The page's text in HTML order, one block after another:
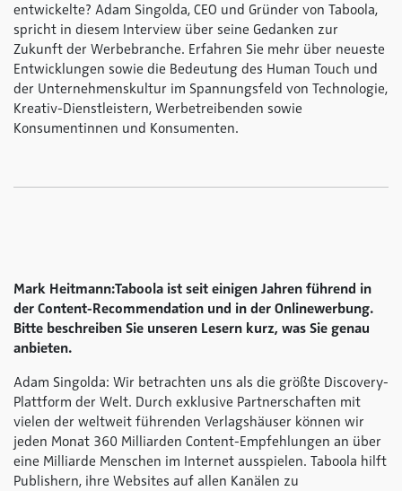
entwickelte? Adam Singolda, CEO und Gründer von Taboola,
spricht in diesem Interview über seine Gedanken zur
Zukunft der Werbebranche. Erfahren Sie mehr über neueste
Entwicklungen sowie die Bedeutung des Human Touch und
der Unternehmenskultur im Spannungsfeld von Technologie,
Kreativ-Dienstleistern, Werbetreibenden sowie
Konsumentinnen und Konsumenten.
Mark Heitmann:Taboola ist seit einigen Jahren führend in
der Content-Recommendation und in der Onlinewerbung.
Bitte beschreiben Sie unseren Lesern kurz, was Sie genau
anbieten.
Adam Singolda: Wir betrachten uns als die größte Discovery-
Plattform der Welt. Durch exklusive Partnerschaften mit
vielen der weltweit führenden Verlagshäuser können wir
jeden Monat 360 Milliarden Content-Empfehlungen an über
eine Milliarde Menschen im Internet ausspielen. Taboola hilft
Publishern, ihre Websites auf allen Kanälen zu